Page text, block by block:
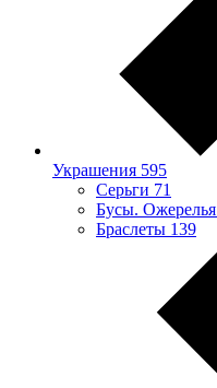
Украшения 595
Серьги 71
Бусы. Ожерелья
Браслеты 139